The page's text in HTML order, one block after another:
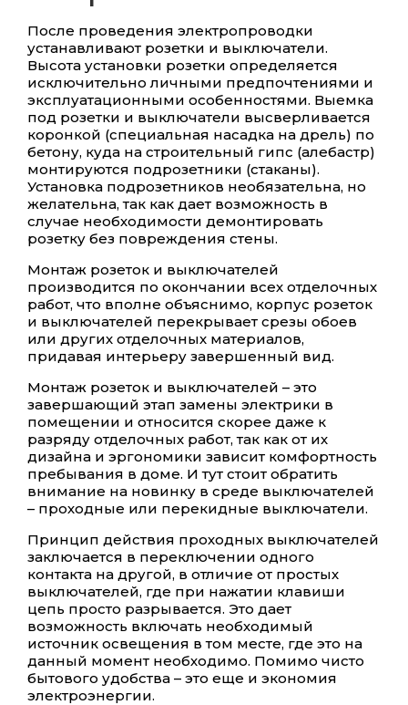
После проведения электропроводки
устанавливают розетки и выключатели.
Высота установки розетки определяется
исключительно личными предпочтениями и
эксплуатационными особенностями. Выемка
под розетки и выключатели высверливается
коронкой (специальная насадка на дрель) по
бетону, куда на строительный гипс (алебастр)
монтируются подрозетники (стаканы).
Установка подрозетников необязательна, но
желательна, так как дает возможность в
случае необходимости демонтировать
розетку без повреждения стены.
Монтаж розеток и выключателей
производится по окончании всех отделочных
работ, что вполне объяснимо, корпус розеток
и выключателей перекрывает срезы обоев
или других отделочных материалов,
придавая интерьеру завершенный вид.
Монтаж розеток и выключателей – это
завершающий этап замены электрики в
помещении и относится скорее даже к
разряду отделочных работ, так как от их
дизайна и эргономики зависит комфортность
пребывания в доме. И тут стоит обратить
внимание на новинку в среде выключателей
– проходные или перекидные выключатели.
Принцип действия проходных выключателей
заключается в переключении одного
контакта на другой, в отличие от простых
выключателей, где при нажатии клавиши
цепь просто разрывается. Это дает
возможность включать необходимый
источник освещения в том месте, где это на
данный момент необходимо. Помимо чисто
бытового удобства – это еще и экономия
электроэнергии.